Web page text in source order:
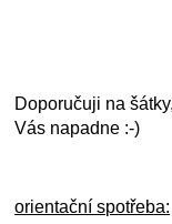
Doporučuji na
Vás napadne :-)
orientační spotřeba: